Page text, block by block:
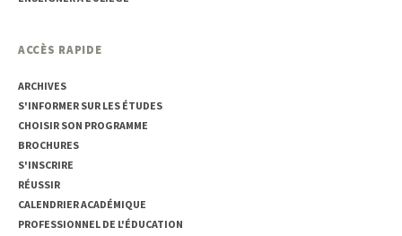
ACCÈS RAPIDE
ARCHIVES
S'INFORMER SUR LES ÉTUDES
CHOISIR SON PROGRAMME
BROCHURES
S'INSCRIRE
RÉUSSIR
CALENDRIER ACADÉMIQUE
PROFESSIONNEL DE L'ÉDUCATION